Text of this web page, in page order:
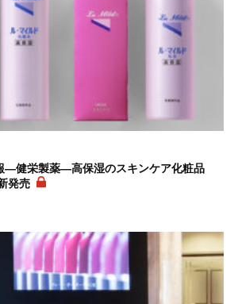
―健栄製薬―高保湿のスキンケア化粧品
発売